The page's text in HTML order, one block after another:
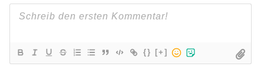
{} [+]